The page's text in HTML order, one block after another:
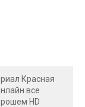
Красная
все
HD